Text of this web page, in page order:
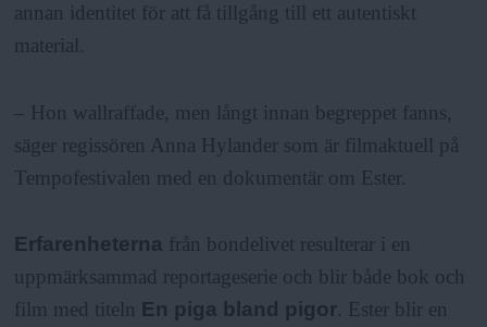
annan identitet för att få tillgång till ett autentiskt
material.
– Hon wallraffade, men långt innan begreppet fanns,
säger regissören Anna Hylander som är filmaktuell på
Tempofestivalen med en dokumentär om Ester.
Erfarenheterna från bondelivet resulterar i en
uppmärksammad reportageserie och blir både bok och
film med titeln En piga bland pigor. Ester blir en